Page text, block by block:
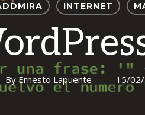
INTERNET
By Ernesto Lapuente 15/02/